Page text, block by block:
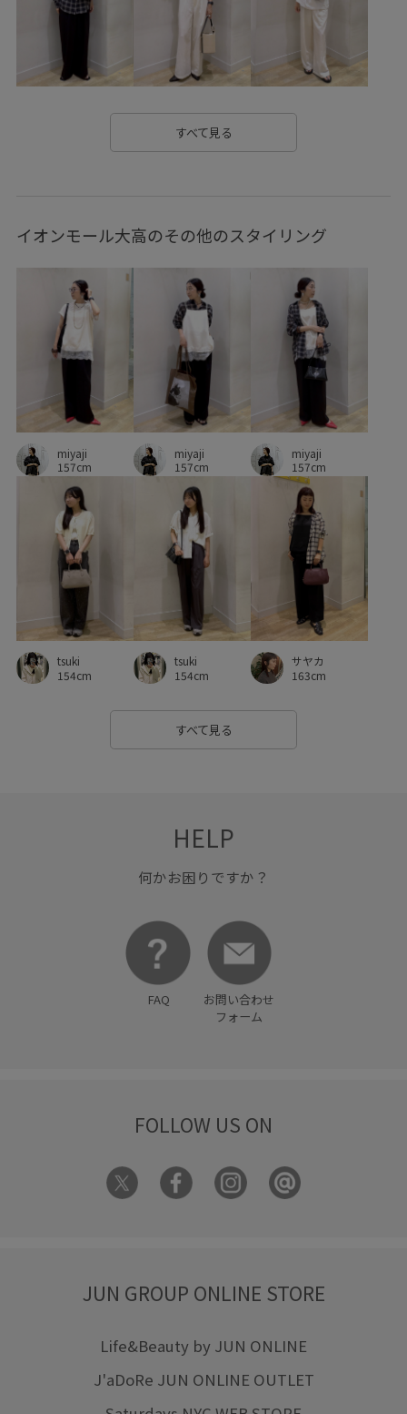
コットン サテン シアー感
シャツ
シンプルなデザイン シンプルコーデ ジャケット
スッキリ
スパンコール タイト
デニムに合わせる トレンド ドライ ドライタッチ
ニット ニット素材 パンツ フィラメント糸
フリーサイズ フレアスカート ベーシック
ボートネック ポケット付き マルチストライプ
メッシュ リブニット リラックス感
レイヤードスタイル ヴィンテージ ヴィンテージ加工
上品 伸縮性 光沢感 動きやすい 合わせやすい
大人っぽい 快適
春夏 爽やか 着回しやすい
程よいゆとり 程よい厚み 程よい肉感
穿き心地が良い 羽織としても使える 耐久性
自宅で洗える 薄手 裏地付き 透け感 長財布
限定カラー
すべて見る
イオンモール大高のその他のスタイリング
miyaji
157cm
miyaji
157cm
miyaji
157cm
tsuki
154cm
tsuki
154cm
サヤカ
163cm
すべて見る
HELP
何かお困りですか？
FAQ
お問い合わせ
フォーム
FOLLOW US ON
JUN GROUP ONLINE STORE
Life&Beauty by JUN ONLINE
J'aDoRe JUN ONLINE OUTLET